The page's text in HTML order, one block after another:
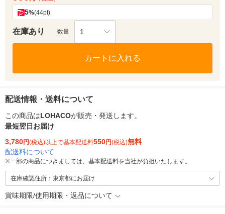
5%(44pt)
在庫あり 数量 1
カートに入れる
配送情報・送料について
この商品はLOHACOが販売・発送します。
最短翌日お届け
3,780円(税込)以上で基本配送料550円(税込)無料
配送料について
※一部の商品につきましては、基本配送料を当社が負担いたします。
在庫確認住所：東京都にお届け
賞味期限/使用期限・返品について